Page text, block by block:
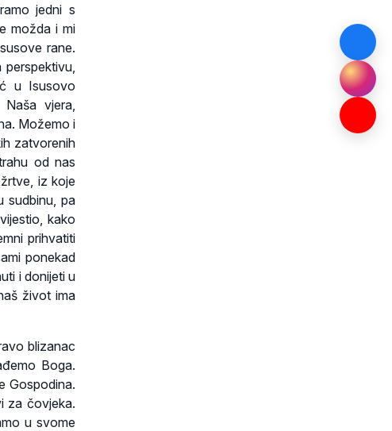
jedni s
možda i mi
rane.
u Isusovo
vjera,
Možemo i
zatvorenih
od nas
iz koje
sudbinu, pa
kako
prihvatiti
ponekad
i donijeti u
život ima
blizanac
Boga.
Gospodina.
za čovjeka.
u svome